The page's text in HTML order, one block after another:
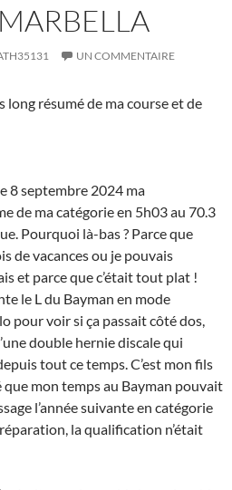
UN COMMENTAIRE
résumé de ma course et de
8 septembre 2024 ma
de ma catégorie en 5h03 au 70.3
Pourquoi là-bas ? Parce que
de vacances ou je pouvais
et parce que c’était tout plat !
le L du Bayman en mode
pour voir si ça passait côté dos,
double hernie discale qui
tout ce temps. C’est mon fils
mon temps au Bayman pouvait
l’année suivante en catégorie
la qualification n’était